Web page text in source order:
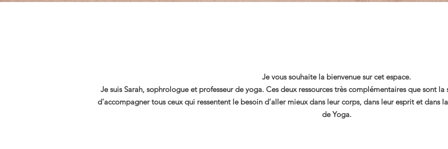
Je vous souhaite la bienvenue sur cet espace.
Je suis Sarah, sophrologue et professeur de yoga. Ces deux ressources très complémentaires que sont
d’accompagner tous ceux qui ressentent le besoin d’aller mieux dans leur corps, dans leur esprit et dans
de Yoga.